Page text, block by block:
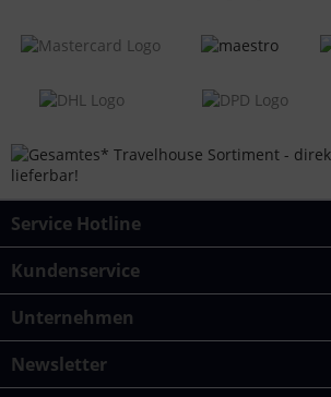
Service Hotline
Kundenservice
Unternehmen
Newsletter